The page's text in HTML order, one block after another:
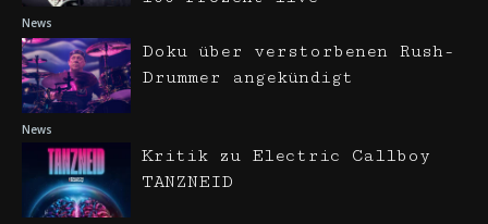
News
News
Doku über verstorbenen Rush-
Drummer angekündigt
Kritik zu Electric Callboy
TANZNEID